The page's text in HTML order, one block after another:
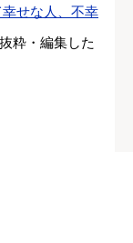
幸せな人、不幸
粋・編集した